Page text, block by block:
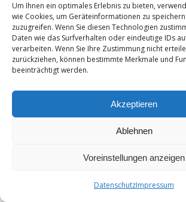
Um Ihnen ein optimales Erlebnis zu bieten,
wie Cookies, um Geräteinformationen zu
zuzugreifen. Wenn Sie diesen Technologien
Daten wie das Surfverhalten oder eindeutige IDs
verarbeiten. Wenn Sie Ihre Zustimmung nicht
zurückziehen, können bestimmte Merkmale und
beeinträchtigt werden.
Akzeptieren
Ablehnen
Voreinstellungen anzeigen
DatenschutzImpressum
Team-Interview
Wireless
info@strapag.ch
+41 32 387 13 00
Werkstrasse 36 3250 Lyss
Impressum